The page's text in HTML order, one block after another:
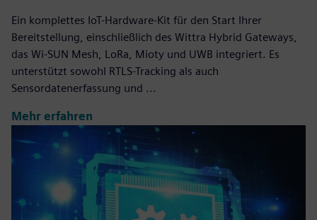
Ein komplettes IoT-Hardware-Kit für den Start Ihrer
Bereitstellung, einschließlich des Wittra Hybrid Gateways,
das Wi-SUN Mesh, LoRa, Mioty und UWB integriert. Es
unterstützt sowohl RTLS-Tracking als auch
Sensordatenerfassung und ...
Mehr erfahren